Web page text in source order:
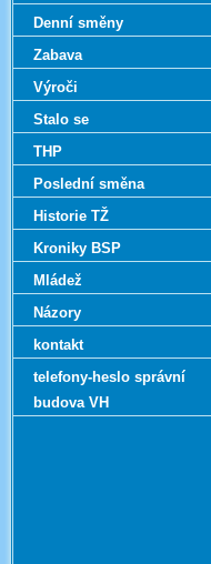
Denní směny
Zabava
Výroči
Stalo se
THP
Poslední směna
Historie TŽ
Kroniky BSP
Mládež
Názory
kontakt
telefony-heslo správní
budova VH